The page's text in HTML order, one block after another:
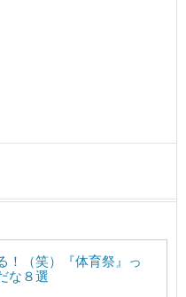
！（笑）『体育祭』っ
な８選